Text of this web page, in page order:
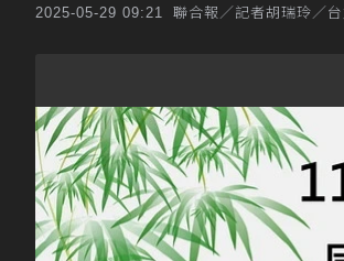
2025-05-29 09:21 聯合報／記者胡瑞玲／